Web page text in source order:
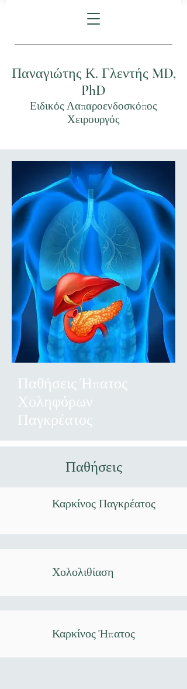
Παναγιώτης Κ. Γλεντής MD,
PhD
Ειδικός Λαπαροενδοσκόπος
Χειρουργός
Παθήσεις Ήπατος
Χοληφόρων
Παγκρέατος
Παθήσεις
Καρκίνος Παγκρέατος
Χολολιθίαση
Καρκίνος Ήπατος